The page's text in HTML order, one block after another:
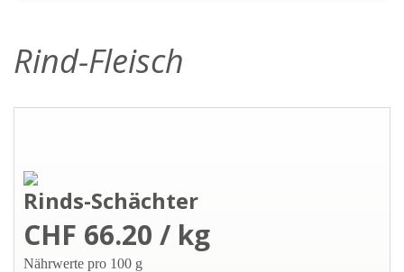
Rind-Fleisch
Rinds-Schächter
CHF 66.20 / kg
Nährwerte pro 100 g